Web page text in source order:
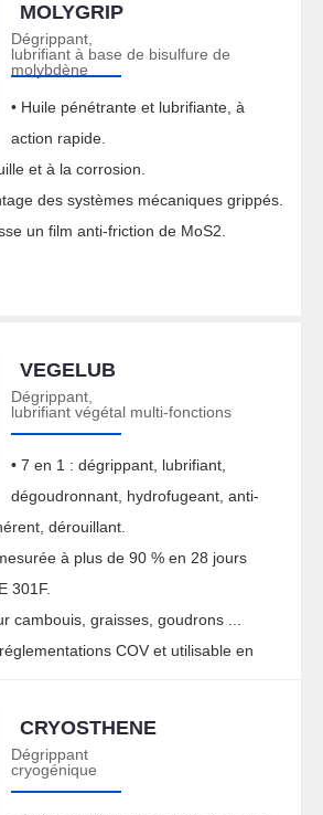
MOLYGRIP
Dégrippant,
lubrifiant à base de bisulfure de
molybdène
• Huile pénétrante et lubrifiante, à
action rapide.
et à la corrosion.
des systèmes mécaniques grippés.
un film anti-friction de MoS2.
VEGELUB
Dégrippant,
lubrifiant végétal multi-fonctions
• 7 en 1 : dégrippant, lubrifiant,
dégoudronnant, hydrofugeant, anti-
dérouillant.
à plus de 90 % en 28 jours
301F.
cambouis, graisses, goudrons ...
COV et utilisable en
CRYOSTHENE
Dégrippant
cryogénique